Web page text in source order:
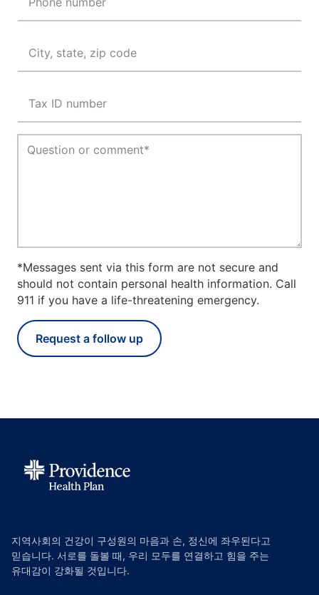
City, state, zip code
Tax ID number
*Messages sent via this form are not secure and
should not contain personal health information. Call
911 if you have a life-threatening emergency.
지역사회의 건강이 구성원의 마음과 손, 정신에 좌우된다고
믿습니다. 서로를 돌볼 때, 우리 모두를 연결하고 힘을 주는
유대감이 강화될 것입니다.